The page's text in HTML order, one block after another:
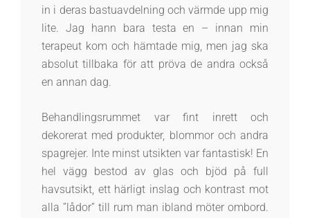
in i deras bastuavdelning och värmde upp mig
lite. Jag hann bara testa en – innan min
terapeut kom och hämtade mig, men jag ska
absolut tillbaka för att pröva de andra också
en annan dag.
Behandlingsrummet var fint inrett och
dekorerat med produkter, blommor och andra
spagrejer. Inte minst utsikten var fantastisk! En
hel vägg bestod av glas och bjöd på full
havsutsikt, ett härligt inslag och kontrast mot
alla ”lådor” till rum man ibland möter ombord.